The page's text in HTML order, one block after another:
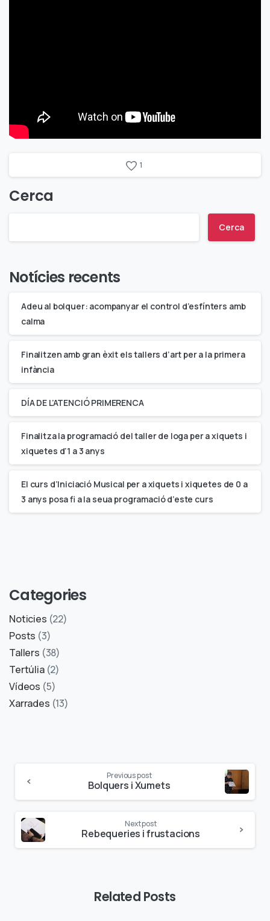
1
Cerca
Cerca
Notícies recents
Adeu al bolquer: acompanyar el control d’esfínters amb
calma
Finalitzen amb gran èxit els tallers d’art per a la primera
infància
DÍA DE L’ATENCIÓ PRIMERENCA
Finalitza la programació del taller de Ioga per a xiquets i
xiquetes d’1 a 3 anys
El curs d’Iniciació Musical per a xiquets i xiquetes de 0 a
3 anys posa fi a la seua programació d’este curs
Categories
Noticies (22)
Posts (3)
Tallers (38)
Tertúlia(2)
Vídeos (5)
Xarrades (13)
Previous post
Bolquers i Xumets
Next post
Rebequeries i frustacions
Related Posts